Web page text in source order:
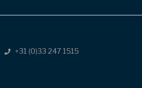
+31 (0)33 247 1515